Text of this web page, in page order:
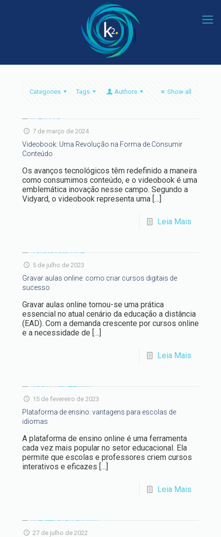
Categories Tags Authors Show all
7 de março de 2024
Videobook: Uma Revolução na Forma de Consumir
Conteúdo
Os avanços tecnológicos têm redefinido a maneira
como consumimos conteúdo, e o videobook é uma
emblemática inovação nesse campo. Segundo a
Vidyard, o videobook representa uma […]
Leia Mais
5 de julho de 2023
Gravar aulas online: como criar cursos digitais de
sucesso
Gravar aulas online tornou-se uma prática
essencial no atual cenário da educação a distância
(EAD). Com a demanda crescente por cursos online
e a necessidade de […]
Leia Mais
15 de fevereiro de 2023
Plataforma de ensino: vantagens para escolas de
idiomas
A plataforma de ensino online é uma ferramenta
cada vez mais popular no setor educacional. Ela
permite que escolas e professores criem cursos
interativos e eficazes […]
Leia Mais
27 de julho de 2022